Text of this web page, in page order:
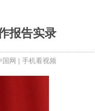
报告实录
网 | 手机看视频